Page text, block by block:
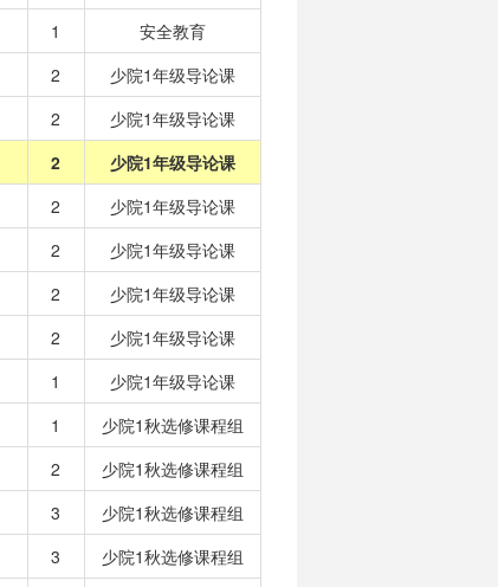
1
安全教育
2
少院1年级导论课
2
少院1年级导论课
2
少院1年级导论课
2
少院1年级导论课
2
少院1年级导论课
2
少院1年级导论课
2
少院1年级导论课
1
少院1年级导论课
1
少院1秋选修课程组
2
少院1秋选修课程组
3
少院1秋选修课程组
3
少院1秋选修课程组